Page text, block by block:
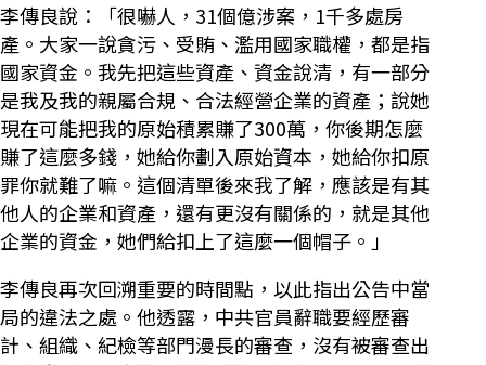
李傳良說：「很嚇人，31個億涉案，1千多處房
產。大家一說貪污、受賄、濫用國家職權，都是指
國家資金。我先把這些資產、資金說清，有一部分
是我及我的親屬合規、合法經營企業的資產；說她
現在可能把我的原始積累賺了300萬，你後期怎麼
賺了這麼多錢，她給你劃入原始資本，她給你扣原
罪你就難了嘛。這個清單後來我了解，應該是有其
他人的企業和資產，還有更沒有關係的，就是其他
企業的資金，她們給扣上了這麼一個帽子。」
李傳良再次回溯重要的時間點，以此指出公告中當
局的違法之處。他透露，中共官員辭職要經歷審
計、組織、紀檢等部門漫長的審查，沒有被審查出